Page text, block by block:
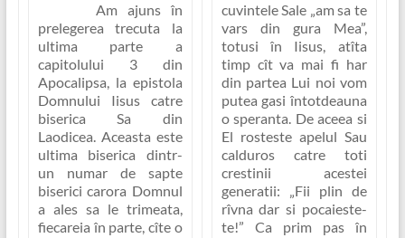
Am ajuns în
prelegerea trecuta la
ultima parte a
capitolului 3 din
Apocalipsa, la epistola
Domnului Iisus catre
biserica Sa din
Laodicea. Aceasta este
ultima biserica dintr-
un numar de sapte
biserici carora Domnul
a ales sa le trimeata,
fiecareia în parte, cîte o
cuvintele Sale „am sa te
vars din gura Mea”,
totusi în Iisus, atîta
timp cît va mai fi har
din partea Lui noi vom
putea gasi întotdeauna
o speranta. De aceea si
El rosteste apelul Sau
calduros catre toti
crestinii acestei
generatii: „Fii plin de
rîvna dar si pocaieste-
te!” Ca prim pas în